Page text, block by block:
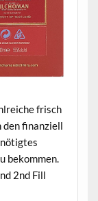
frisch
den finanziell
bekommen.
2nd Fill